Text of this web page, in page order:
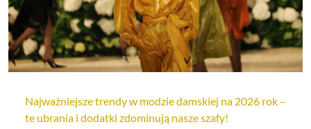
Najważniejsze trendy w modzie damskiej na 2026 rok –
te ubrania i dodatki zdominują nasze szafy!